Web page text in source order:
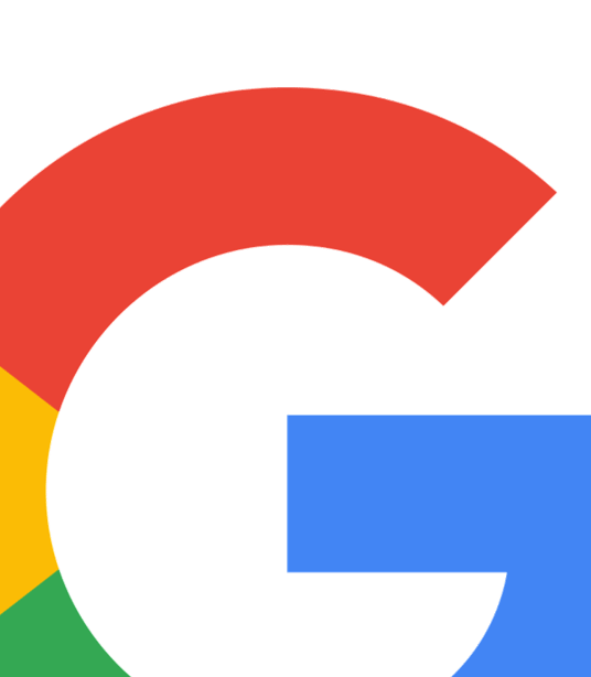
La Sole en Cadena 3 Cadena 3